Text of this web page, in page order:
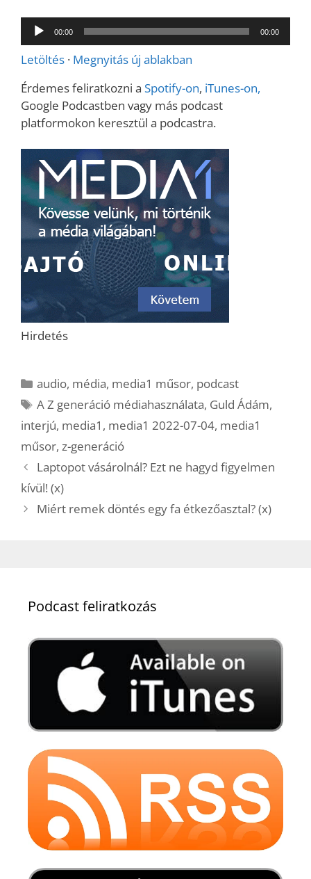
Audió
lejátszó
00:00 00:00
Letöltés · Megnyitás új ablakban
Érdemes feliratkozni a Spotify-on, iTunes-on,
Google Podcastben vagy más podcast
platformokon keresztül a podcastra.
Hirdetés
Kategória
audio, média, media1 műsor, podcast
Címkék
A Z generáció médiahasználata, Guld Ádám,
interjú, media1 , media1 2022-07-04, media1
műsor, z-generáció
Laptopot vásárolnál? Ezt ne hagyd figyelmen
kívül! (x)
Miért remek döntés egy fa étkezőasztal? (x)
Podcast feliratkozás